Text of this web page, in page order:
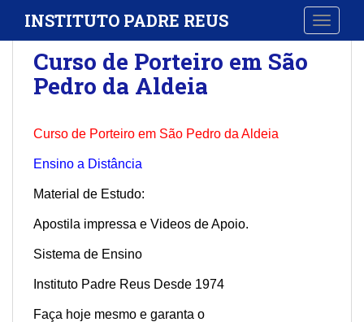
i
INSTITUTO PADRE REUS
Curso de Porteiro em São
Pedro da Aldeia
Curso de Porteiro em São Pedro da Aldeia
Ensino a Distância
Material de Estudo:
Apostila impressa e Videos de Apoio.
Sistema de Ensino
Instituto Padre Reus Desde 1974
Faça hoje mesmo e garanta o